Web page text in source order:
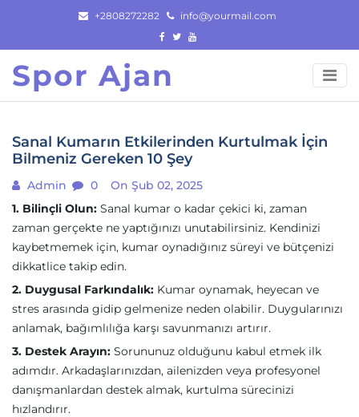
content
+2808272282 info@yourmail.com
Spor Ajan
Sanal Kumarın Etkilerinden Kurtulmak İçin
Bilmeniz Gereken 10 Şey
Admin 0
On Şub 02, 2025
1. Bilinçli Olun: Sanal kumar o kadar çekici ki, zaman
zaman gerçekte ne yaptığınızı unutabilirsiniz. Kendinizi
kaybetmemek için, kumar oynadığınız süreyi ve bütçenizi
dikkatlice takip edin.
2. Duygusal Farkındalık: Kumar oynamak, heyecan ve
stres arasında gidip gelmenize neden olabilir. Duygularınızı
anlamak, bağımlılığa karşı savunmanızı artırır.
3. Destek Arayın: Sorununuz olduğunu kabul etmek ilk
adımdır. Arkadaşlarınızdan, ailenizden veya profesyonel
danışmanlardan destek almak, kurtulma sürecinizi
hızlandırır.